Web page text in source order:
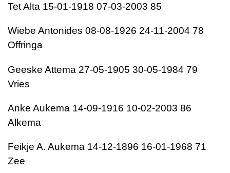
Tet Alta 15-01-1918 07-03-2003 85
Wiebe Antonides 08-08-1926 24-11-2004 78
Offringa
Geeske Attema 27-05-1905 30-05-1984 79
Vries
Anke Aukema 14-09-1916 10-02-2003 86
Alkema
Feikje A. Aukema 14-12-1896 16-01-1968 71
Zee